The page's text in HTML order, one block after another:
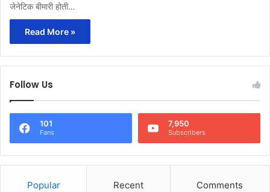
जेनेटिक बीमारी होती…
Read More »
Follow Us
101
Fans
7,950
Subscribers
Popular Recent Comments